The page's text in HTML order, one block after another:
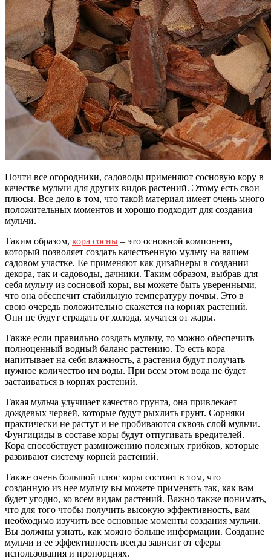
Почти все огородники, садоводы применяют сосновую кору в
качестве мульчи для других видов растений. Этому есть свои
плюсы. Все дело в том, что такой материал имеет очень много
положительных моментов и хорошо подходит для создания
мульчи.
Таким образом, кора сосны – это основной компонент,
который позволяет создать качественную мульчу на вашем
садовом участке. Ее применяют как дизайнеры в создании
декора, так и садоводы, дачники. Таким образом, выбрав для
себя мульчу из сосновой коры, вы можете быть уверенными,
что она обеспечит стабильную температуру почвы. Это в
свою очередь положительно скажется на корнях растений.
Они не будут страдать от холода, мучатся от жары.
Также если правильно создать мульчу, то можно обеспечить
полноценный водный баланс растению. То есть кора
напитывает на себя влажность, а растения будут получать
нужное количество им воды. При всем этом вода не будет
застаиваться в корнях растений.
Такая мульча улучшает качество грунта, она привлекает
дождевых червей, которые будут рыхлить грунт. Сорняки
практически не растут и не пробиваются сквозь слой мульчи.
Фунгициды в составе коры будут отпугивать вредителей.
Кора способствует размножению полезных грибков, которые
развивают систему корней растений.
Также очень большой плюс коры состоит в том, что
созданную из нее мульчу вы можете применять так, как вам
будет угодно, ко всем видам растений. Важно также понимать,
что для того чтобы получить высокую эффективность, вам
необходимо изучить все основные моменты создания мульчи.
Вы должны узнать, как можно больше информации. Создание
мульчи и ее эффективность всегда зависит от сферы
использования и пропорциях.